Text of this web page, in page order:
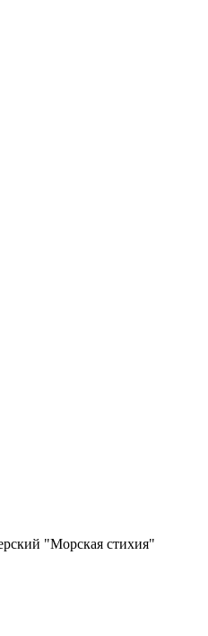
"Морская стихия"